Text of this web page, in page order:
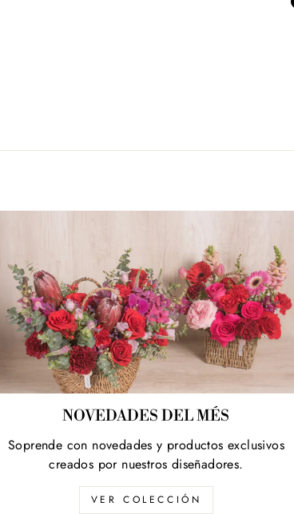
NOVEDADES DEL MÉS
Soprende con novedades y productos exclusivos
creados por nuestros diseñadores.
VER COLECCIÓN